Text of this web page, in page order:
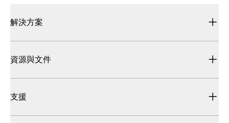
解決方案
資源與文件
支援